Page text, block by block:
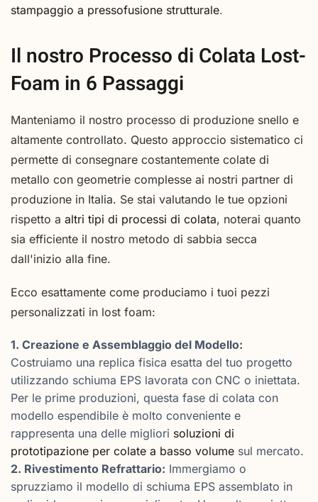
stampaggio a pressofusione strutturale.
Il nostro Processo di Colata Lost-
Foam in 6 Passaggi
Manteniamo il nostro processo di produzione snello e
altamente controllato. Questo approccio sistematico ci
permette di consegnare costantemente colate di
metallo con geometrie complesse ai nostri partner di
produzione in Italia. Se stai valutando le tue opzioni
rispetto a altri tipi di processi di colata, noterai quanto
sia efficiente il nostro metodo di sabbia secca
dall'inizio alla fine.
Ecco esattamente come produciamo i tuoi pezzi
personalizzati in lost foam:
1. Creazione e Assemblaggio del Modello:
Costruiamo una replica fisica esatta del tuo progetto
utilizzando schiuma EPS lavorata con CNC o iniettata.
Per le prime produzioni, questa fase di colata con
modello espendibile è molto conveniente e
rappresenta una delle migliori soluzioni di
prototipazione per colate a basso volume sul mercato.
2. Rivestimento Refrattario: Immergiamo o
spruzziamo il modello di schiuma EPS assemblato in